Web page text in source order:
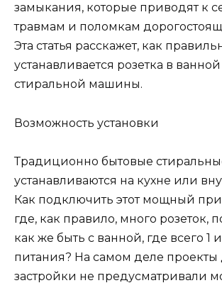
замыкания, которые приводят к
травмам и поломкам
Эта статья расскажет, как
устанавливается розетка в
стиральной машины.
Возможность установки
Традиционно бытовые
устанавливаются на кухне или
Как подключить этот мощный
где, как правило, много розеток,
как же быть с ванной, где всего 1
питания? На самом деле проекты
застройки не предусматривали